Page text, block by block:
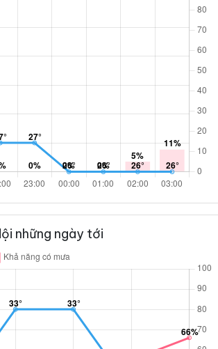
những ngày tới